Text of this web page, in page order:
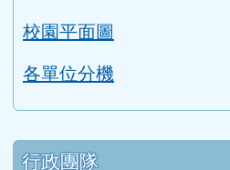
學校簡介
本校概況
漯中校歌
本校學區